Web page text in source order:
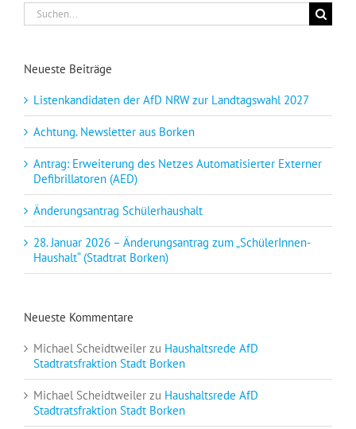
Suche
nach:
Neueste Beiträge
Listenkandidaten der AfD NRW zur Landtagswahl 2027
Achtung. Newsletter aus Borken
Antrag: Erweiterung des Netzes Automatisierter Externer
Defibrillatoren (AED)
Änderungsantrag Schülerhaushalt
28. Januar 2026 – Änderungsantrag zum „SchülerInnen-
Haushalt“ (Stadtrat Borken)
Neueste Kommentare
Michael Scheidtweiler zu Haushaltsrede AfD
Stadtratsfraktion Stadt Borken
Michael Scheidtweiler zu Haushaltsrede AfD
Stadtratsfraktion Stadt Borken